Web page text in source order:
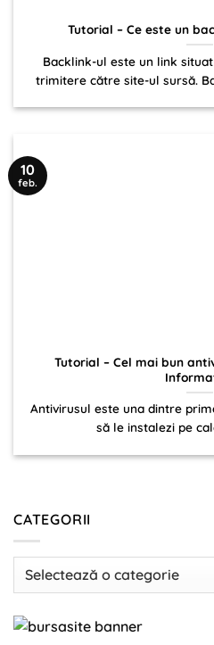
Tutorial – Ce este un
Backlink-ul este un link
trimitere către site-ul sursă.
Tutorial – Cel mai bun
Antivirusul este una dintre
să le instalezi pe
10
feb.
CATEGORII
Categorii